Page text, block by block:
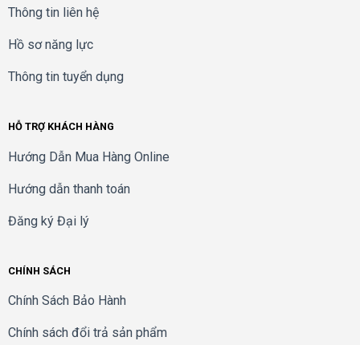
Thông tin liên hệ
Hồ sơ năng lực
Thông tin tuyển dụng
HỖ TRỢ KHÁCH HÀNG
Hướng Dẫn Mua Hàng Online
Hướng dẫn thanh toán
Đăng ký Đại lý
CHÍNH SÁCH
Chính Sách Bảo Hành
Chính sách đổi trả sản phẩm